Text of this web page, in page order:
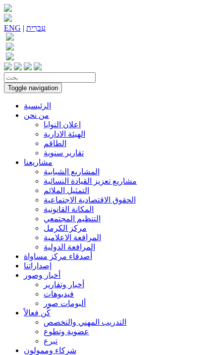
ENG | עִברִית
Toggle navigation
الرئيسية
من نحن
اعلان النوايا
الهيئة الادارية
الطاقم
تقارير سنوية
مشاريعنا
المشاريع الشبابية
مشاريع تعزيز القيادة النسائية
التمثيل الملائم
الحقوق الاقتصادية الاجتماعية
المكانة القانونية
التنظيم المجتمعي
مركز الكرمل
المرافعة الاعلامية
المرافعة الدولية
أصدقاء مركز مساواة
إصداراتنا
أخبار وصور
أخبار وتقارير
فيديوهات
ألبومات صور
كُن فعالاً
التدريب المهني والتخصص
عضوية وتطوع
تبرع
شركاء وممولون